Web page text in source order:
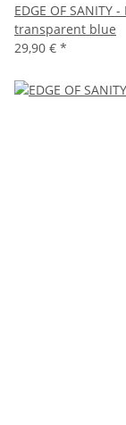
EDGE OF
transparent blue
29,90 € *